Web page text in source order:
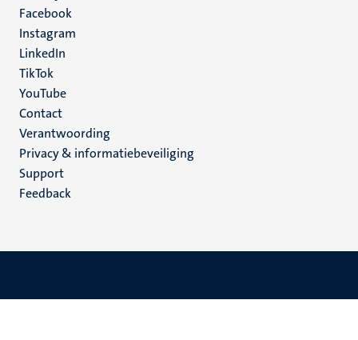
media
Facebook
Instagram
LinkedIn
TikTok
YouTube
Menu
footer
(NL)
Contact
Verantwoording
Privacy & informatiebeveiliging
Support
Feedback